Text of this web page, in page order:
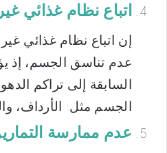
اتباع نظام غذائي
إن اتباع نظام غذائي
عدم تناسق الجسم، إذ
السابقة إلى تراكم
الجسم مثل: الأرداف،
عدم ممارسة